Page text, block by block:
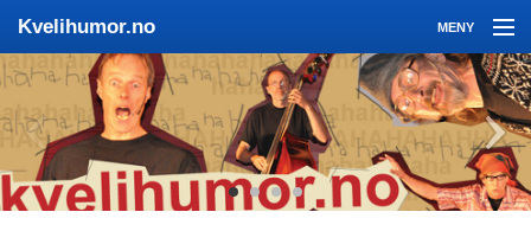
Kvelihumor.no MENY
Kvelihumor
Sigmund
3 x Kveli og 1 Kvemo
Nyheter